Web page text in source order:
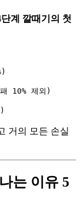
단계 깔때기의 첫
10% 제외)
거의 모든 손실
는 이유 5